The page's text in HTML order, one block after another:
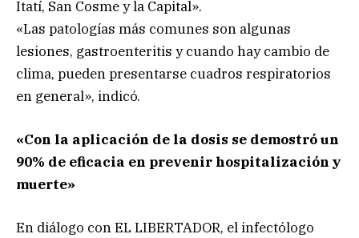
Itatí, San Cosme y la Capital».
«Las patologías más comunes son algunas
lesiones, gastroenteritis y cuando hay cambio de
clima, pueden presentarse cuadros respiratorios
en general», indicó.
«Con la aplicación de la dosis se demostró un
90% de eficacia en prevenir hospitalización y
muerte»
En diálogo con EL LIBERTADOR, el infectólogo